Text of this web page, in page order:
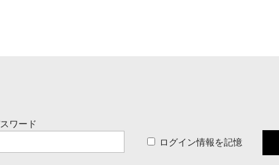
ワード
ログイン情報を記憶